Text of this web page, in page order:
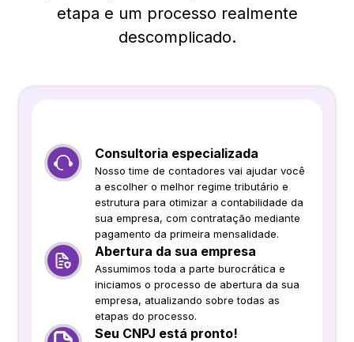
etapa e um processo realmente
descomplicado.
Consultoria especializada
Nosso time de contadores vai ajudar você
a escolher o melhor regime tributário e
estrutura para otimizar a contabilidade da
sua empresa, com contratação mediante
pagamento da primeira mensalidade.
Abertura da sua empresa
Assumimos toda a parte burocrática e
iniciamos o processo de abertura da sua
empresa, atualizando sobre todas as
etapas do processo.
Seu CNPJ está pronto!